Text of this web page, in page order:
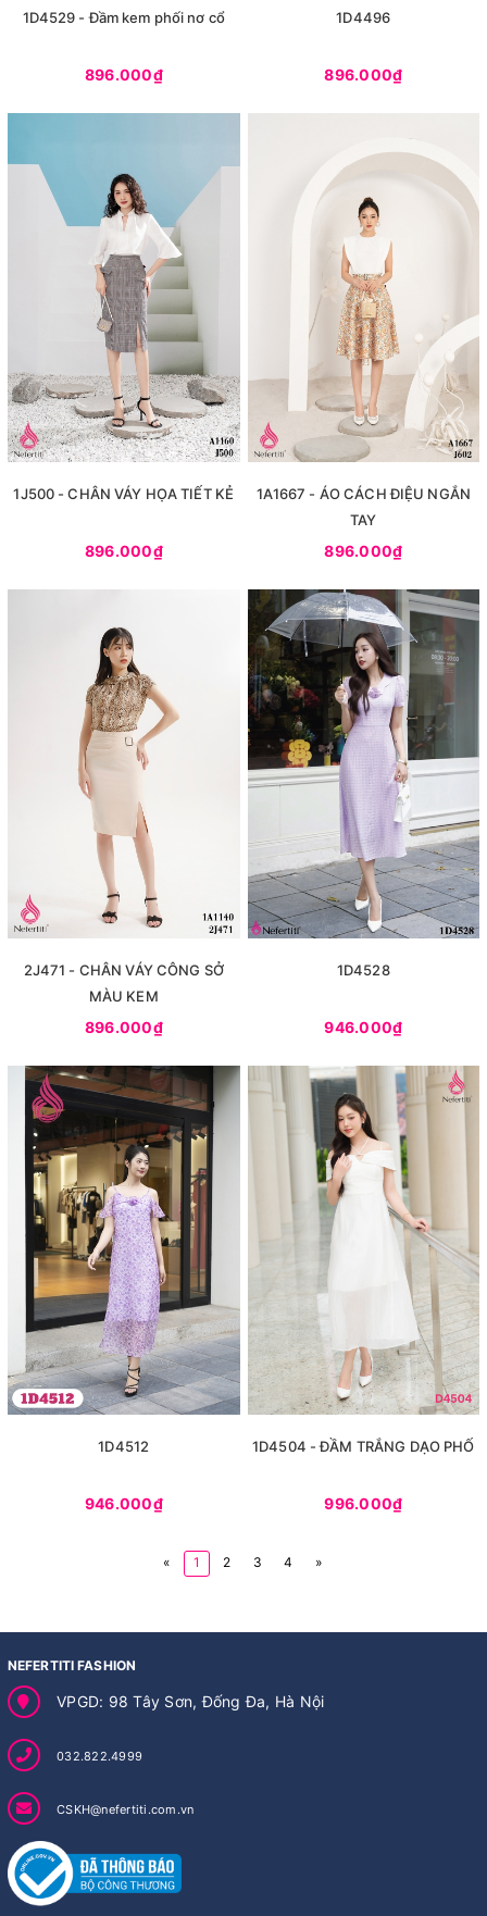
1D4529 - Đầm kem phối nơ cổ
896.000₫
1D4496
896.000₫
1J500 - CHÂN VÁY HỌA TIẾT KẺ
896.000₫
1A1667 - ÁO CÁCH ĐIỆU NGẮN
TAY
896.000₫
2J471 - CHÂN VÁY CÔNG SỞ
MÀU KEM
896.000₫
1D4528
946.000₫
1D4512
946.000₫
1D4504 - ĐẦM TRẮNG DẠO PHỐ
996.000₫
« 1 2 3 4 »
NEFERTITI FASHION
VPGD: 98 Tây Sơn, Đống Đa, Hà Nội
032.822.4999
CSKH@nefertiti.com.vn